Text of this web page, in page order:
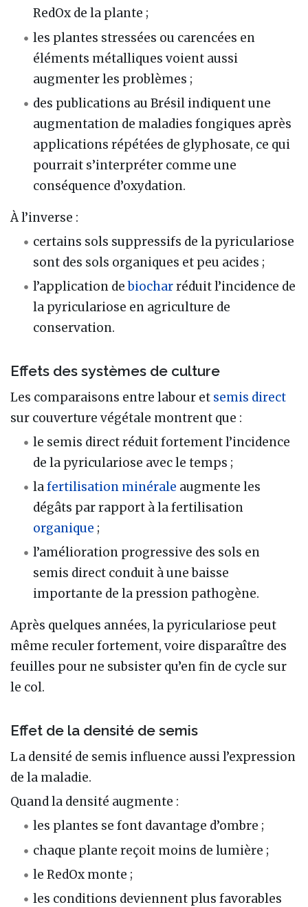
RedOx de la plante ;
les plantes stressées ou carencées en
éléments métalliques voient aussi
augmenter les problèmes ;
des publications au Brésil indiquent une
augmentation de maladies fongiques après
applications répétées de glyphosate, ce qui
pourrait s’interpréter comme une
conséquence d’oxydation.
À l’inverse :
certains sols suppressifs de la pyriculariose
sont des sols organiques et peu acides ;
l’application debiocharréduit l’incidence de
la pyriculariose en agriculture de
conservation.
Effets des systèmes de culture
Les comparaisons entre labour et semis direct
sur couverture végétale montrent que :
le semis direct réduit fortement l’incidence
de la pyriculariose avec le temps ;
lafertilisation minérale augmente les
dégâts par rapport à la fertilisation
organique ;
l’amélioration progressive des sols en
semis direct conduit à une baisse
importante de la pression pathogène.
Après quelques années, la pyriculariose peut
même reculer fortement, voire disparaître des
feuilles pour ne subsister qu’en fin de cycle sur
le col.
Effet de la densité de semis
La densité de semis influence aussi l’expression
de la maladie.
Quand la densité augmente :
les plantes se font davantage d’ombre ;
chaque plante reçoit moins de lumière ;
le RedOx monte ;
les conditions deviennent plus favorables